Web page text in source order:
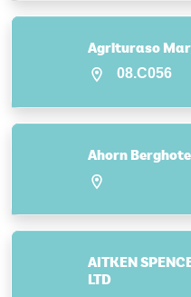
Agrituraso
08.C056
Ahorn
AITKEN
LTD